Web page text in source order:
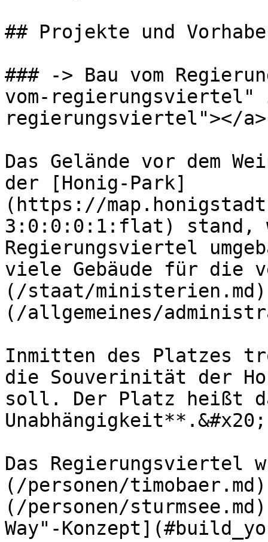
## Projekte und
### -> Bau vom
vom-regierungsviertel"
regierungsviertel"></a>
Das Gelände vor dem
der [Honig-Park]
(https://
3:0:0:0:1:flat) stand,
Regierungsviertel
viele Gebäude für die
(/staat/
(/allgemeines/
Inmitten des Platzes
die Souverinität der
soll. Der Platz heißt
Unabhängigkeit**.&#x20;
Das Regierungsviertel
(/personen/
(/personen/
Way"-